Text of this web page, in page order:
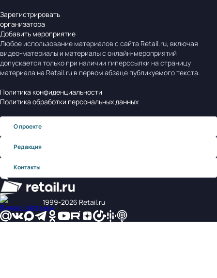
Зарегистрировать
организатора
Добавить мероприятие
Любое использование материалов с сайта Retail.ru, включая
видео-материалы и материалы с онлайн-мероприятий
допускается только при наличии гиперссылки на страницу
материала на Retail.ru в первом абзаце публикуемого текста.
Политика конфиденциальности
Политика обработки персональных данных
О проекте
Редакция
Контакты
1999‑2026 Retail.ru